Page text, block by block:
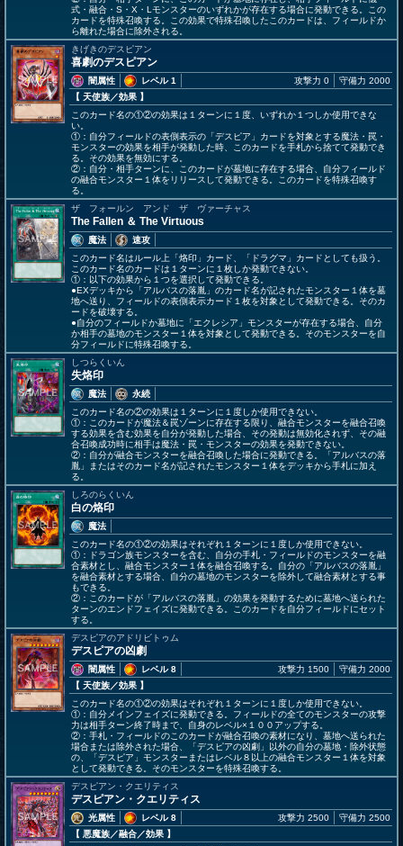
式・融合・S・X・Lモンスターのいずれかが存在する場合に発動できる。この
カードを特殊召喚する。この効果で特殊召喚したこのカードは、フィールドか
ら離れた場合に除外される。
きげきのデスピアン
喜劇のデスピアン
闇属性
レベル 1
【 天使族／効果 】
攻撃力 0 守備力 2000
このカード名の①②の効果は１ターンに１度、いずれか１つしか使用できな
い。
①：自分フィールドの表側表示の「デスピア」カードを対象とする魔法・罠・
モンスターの効果を相手が発動した時、このカードを手札から捨てて発動でき
る。その効果を無効にする。
②：自分・相手ターンに、このカードが墓地に存在する場合、自分フィールド
の融合モンスター１体をリリースして発動できる。このカードを特殊召喚す
る。
ザ フォールン アンド ザ ヴァーチャス
The Fallen ＆ The Virtuous
魔法
速攻
このカード名はルール上「烙印」カード、「ドラグマ」カードとしても扱う。
このカード名のカードは１ターンに１枚しか発動できない。
①：以下の効果から１つを選択して発動できる。
●EXデッキから「アルバスの落胤」のカード名が記されたモンスター１体を墓
地へ送り、フィールドの表側表示カード１枚を対象として発動できる。そのカ
ードを破壊する。
●自分のフィールドか墓地に「エクレシア」モンスターが存在する場合、自分
か相手の墓地のモンスター１体を対象として発動できる。そのモンスターを自
分フィールドに特殊召喚する。
しつらくいん
失烙印
魔法
永続
このカード名の②の効果は１ターンに１度しか使用できない。
①：このカードが魔法＆罠ゾーンに存在する限り、融合モンスターを融合召喚
する効果を含む効果を自分が発動した場合、その発動は無効化されず、その融
合召喚成功時に相手は魔法・罠・モンスターの効果を発動できない。
②：自分が融合モンスターを融合召喚した場合に発動できる。「アルバスの落
胤」またはそのカード名が記されたモンスター１体をデッキから手札に加え
る。
しろのらくいん
白の烙印
魔法
このカード名の①②の効果はそれぞれ１ターンに１度しか使用できない。
①：ドラゴン族モンスターを含む、自分の手札・フィールドのモンスターを融
合素材とし、融合モンスター１体を融合召喚する。自分の「アルバスの落胤」
を融合素材とする場合、自分の墓地のモンスターを除外して融合素材とする事
もできる。
②：このカードが「アルバスの落胤」の効果を発動するために墓地へ送られた
ターンのエンドフェイズに発動できる。このカードを自分フィールドにセット
する。
デスピアのアドリビトゥム
デスピアの凶劇
闇属性
レベル 8
【 天使族／効果 】
攻撃力 1500 守備力 2000
このカード名の①②の効果はそれぞれ１ターンに１度しか使用できない。
①：自分メインフェイズに発動できる。フィールドの全てのモンスターの攻撃
力は相手ターン終了時まで、自身のレベル×１００アップする。
②：手札・フィールドのこのカードが融合召喚の素材になり、墓地へ送られた
場合または除外された場合、「デスピアの凶劇」以外の自分の墓地・除外状態
の、「デスピア」モンスターまたはレベル８以上の融合モンスター１体を対象
として発動できる。そのモンスターを特殊召喚する。
デスピアン・クエリティス
デスピアン・クエリティス
光属性
レベル 8
【 悪魔族／融合／効果 】
攻撃力 2500 守備力 2500